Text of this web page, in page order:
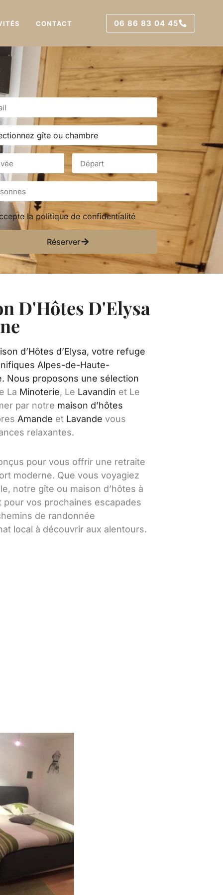
CONTACT 06 86 83 04 45
la politique de confidentialité
Réserver
D'Hôtes D'Elysa
d’Hôtes d’Elysa, votre refuge
Alpes-de-Haute-
Nous proposons une sélection
La Minoterie, Le Lavandin et Le
par notre maison d’hôtes
Amande et Lavande vous
relaxantes.
pour vous offrir une retraite
moderne. Que vous voyagiez
notre gîte ou maison d’hôtes à
vos prochaines escapades
de randonnée
local à découvrir aux alentours.